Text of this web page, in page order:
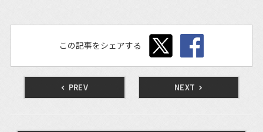
この記事をシェアする
PREV NEXT